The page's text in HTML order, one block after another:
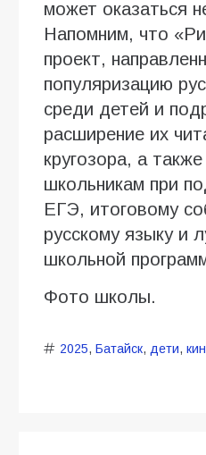
может оказаться
Напомним, что
проект,
популяризацию
среди детей и
расширение их
кругозора, а
школьникам при
ЕГЭ, итоговому
русскому языку и
школьной
Фото школы.
2025, Батайск, дети,